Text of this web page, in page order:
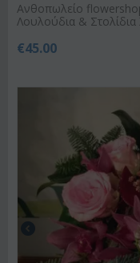
Ανθοπωλείο
Λουλούδια &
€45.00